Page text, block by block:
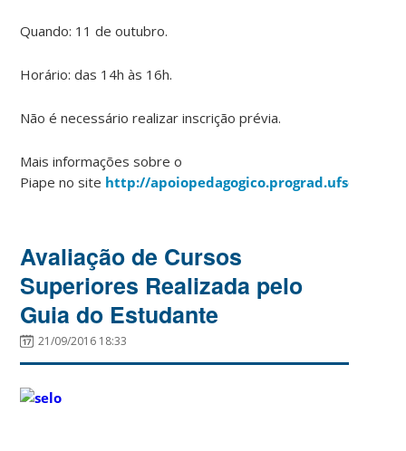
Quando: 11 de outubro.
Horário: das 14h às 16h.
Não é necessário realizar inscrição prévia.
Mais informações sobre o
Piape no site http://apoiopedagogico.prograd.ufsc.br/
Avaliação de Cursos
Superiores Realizada pelo
Guia do Estudante
21/09/2016 18:33